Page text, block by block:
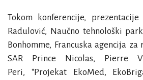
Tokom konferencije,
Radulović, Naučno tehnološki
Bonhomme, Francuska agencija za
SAR Prince Nicolas, Pierre
Peri, “Projekat EkoMed,